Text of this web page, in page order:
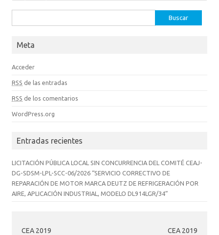
Meta
Acceder
RSS de las entradas
RSS de los comentarios
WordPress.org
Entradas recientes
LICITACIÓN PÚBLICA LOCAL SIN CONCURRENCIA DEL COMITÉ CEAJ-
DG-SDSM-LPL-SCC-06/2026 “SERVICIO CORRECTIVO DE
REPARACIÓN DE MOTOR MARCA DEUTZ DE REFRIGERACIÓN POR
AIRE, APLICACIÓN INDUSTRIAL, MODELO DL914LGR/34”
CEA 2019 CEA 2019